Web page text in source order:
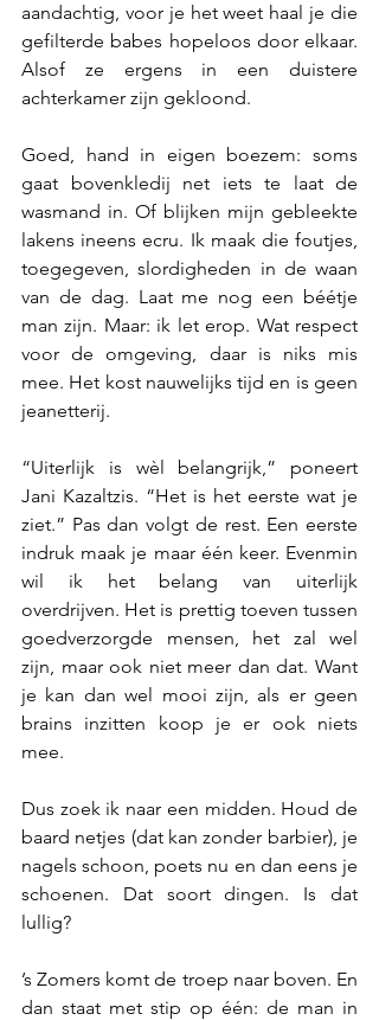
aandachtig, voor je het weet haal je die
gefilterde babes hopeloos door elkaar.
Alsof ze ergens in een duistere
achterkamer zijn gekloond.
Goed, hand in eigen boezem: soms
gaat bovenkledij net iets te laat de
wasmand in. Of blijken mijn gebleekte
lakens ineens ecru. Ik maak die foutjes,
toegegeven, slordigheden in de waan
van de dag. Laat me nog een béétje
man zijn. Maar: ik let erop. Wat respect
voor de omgeving, daar is niks mis
mee. Het kost nauwelijks tijd en is geen
jeanetterij.
“Uiterlijk is wèl belangrijk,” poneert
Jani Kazaltzis. “Het is het eerste wat je
ziet.” Pas dan volgt de rest. Een eerste
indruk maak je maar één keer. Evenmin
wil ik het belang van uiterlijk
overdrijven. Het is prettig toeven tussen
goedverzorgde mensen, het zal wel
zijn, maar ook niet meer dan dat. Want
je kan dan wel mooi zijn, als er geen
brains inzitten koop je er ook niets
mee.
Dus zoek ik naar een midden. Houd de
baard netjes (dat kan zonder barbier), je
nagels schoon, poets nu en dan eens je
schoenen. Dat soort dingen. Is dat
lullig?
’s Zomers komt de troep naar boven. En
dan staat met stip op één: de man in